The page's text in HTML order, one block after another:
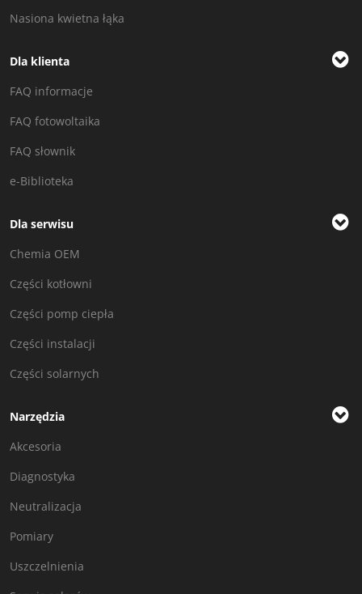
Nasiona kwietna łąka
Dla klienta
FAQ informacje
FAQ fotowoltaika
FAQ słownik
e-Biblioteka
Dla serwisu
Chemia OEM
Części kotłowni
Części pomp ciepła
Części instalacji
Części solarnych
Narzędzia
Akcesoria
Diagnostyka
Neutralizacja
Pomiary
Uszczelnienia